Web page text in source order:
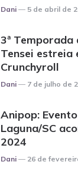
Posted
Dani 5 de abril de
3ª Temporada
Tensei estreia
Crunchyroll
Posted
Dani 7 de julho de
Anipop:
Laguna/SC
2024
Posted
Dani 26 de